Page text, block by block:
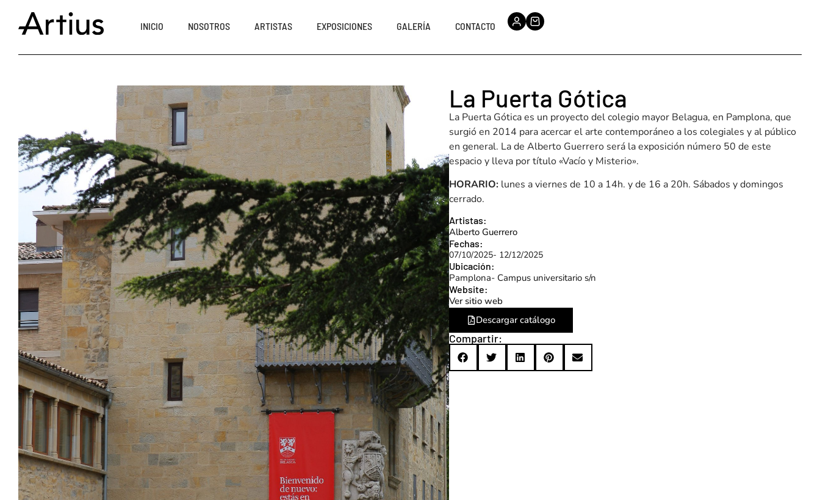
INICIO NOSOTROS ARTISTAS EXPOSICIONES GALERÍA CONTACTO
La Puerta Gótica
La Puerta Gótica es un proyecto del colegio mayor Belagua, en Pamplona, que
surgió en 2014 para acercar el arte contemporáneo a los colegiales y al público
en general. La de Alberto Guerrero será la exposición número 50 de este
espacio y lleva por título «Vacío y Misterio».
HORARIO: lunes a viernes de 10 a 14h. y de 16 a 20h. Sábados y domingos
cerrado.
Artistas:
Alberto Guerrero
Fechas:
07/10/2025- 12/12/2025
Ubicación:
Pamplona- Campus universitario s/n
Website:
Ver sitio web
Descargar catálogo
Compartir: